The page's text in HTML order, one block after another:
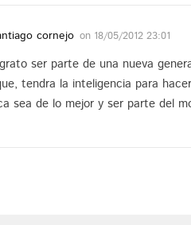
cornejo on 18/05/2012 23:01
ser parte de una nueva
tendra la inteligencia para
sea de lo mejor y ser parte del